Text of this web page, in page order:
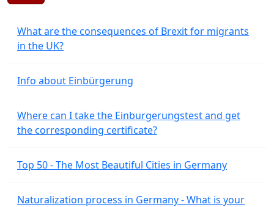
What are the consequences of Brexit for migrants
in the UK?
Info about Einbürgerung
Where can I take the Einburgerungstest and get
the corresponding certificate?
Top 50 - The Most Beautiful Cities in Germany
Naturalization process in Germany - What is your